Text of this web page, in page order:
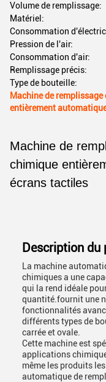
Volume de remplissage:
Matériel:
Consommation
Pression de l'air:
Consommation d'air:
Remplissage précis:
Type de bouteille:
Machine de
entièrement
Machine de
chimique
écrans tactiles
Description du
La machine
chimiques a une
qui la rend idéale
quantité.fournit une
fonctionnalités
différents types de
carrée et ovale.
Cette machine est
applications
même les produits
automatique de